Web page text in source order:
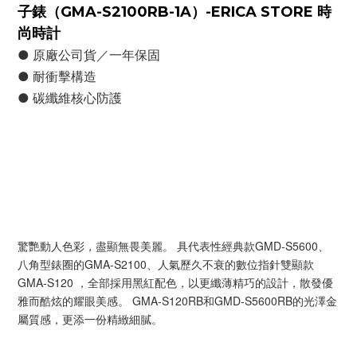
子錶（GMA-S2100RB-1A）-ERICA STORE 時
尚時計
● 原廠公司貨／一年保固
● 耐衝擊構造
● 碳纖維核心防護
驚艷動人色彩，盡顯無畏美麗。 具代表性經典款GMD-S5600、
八角型錶圈的GMA-S2100、人氣歷久不衰的數位指針雙顯款
GMA-S120 ，全部採用黑紅配色，以更纖薄精巧的設計，散發優
雅而酷炫的耀眼美感。 GMA-S120RB和GMD-S5600RB的光澤金
屬質感，更添一份精緻細膩。